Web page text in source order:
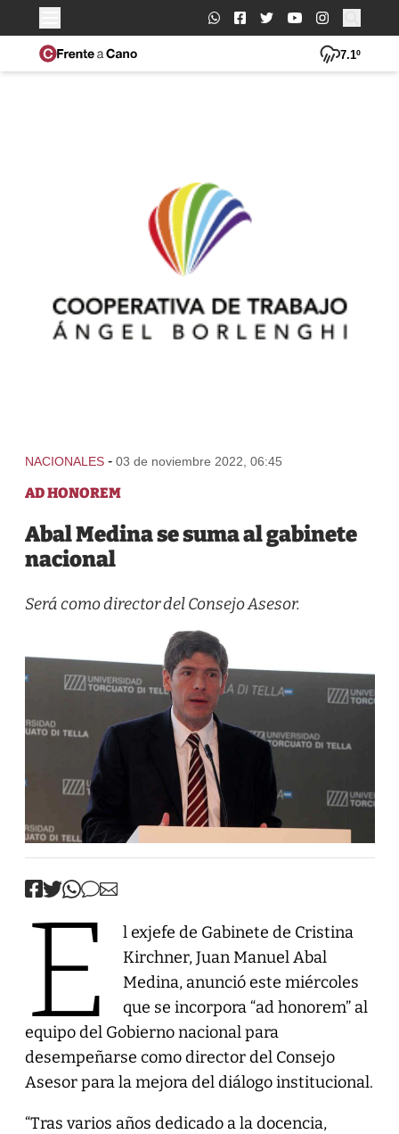
Buscar:
7.1º
NACIONALES - 03 de noviembre 2022, 06:45
AD HONOREM
Abal Medina se suma al gabinete
nacional
Será como director del Consejo Asesor.
E
l exjefe de Gabinete de Cristina
Kirchner, Juan Manuel Abal
Medina, anunció este miércoles
que se incorpora “ad honorem” al
equipo del Gobierno nacional para
desempeñarse como director del Consejo
Asesor para la mejora del diálogo institucional.
“Tras varios años dedicado a la docencia,